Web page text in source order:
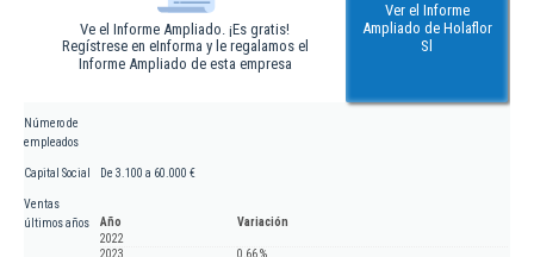
Ve el Informe Ampliado. ¡Es gratis!
Regístrese en eInforma y le regalamos el
Informe Ampliado de esta empresa
Ver el Informe
Ampliado de Holaflor
Sl
Número de
empleados
Capital Social De 3.100 a 60.000 €
Ventas
últimos años
Año
Variación
2022